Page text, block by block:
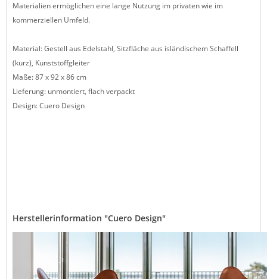
Materialien ermöglichen eine lange Nutzung im privaten wie im
kommerziellen Umfeld.
Material: Gestell aus Edelstahl, Sitzfläche aus isländischem Schaffell
(kurz), Kunststoffgleiter
Maße: 87 x 92 x 86 cm
Lieferung: unmontiert, flach verpackt
Design: Cuero Design
Herstellerinformation "Cuero Design"